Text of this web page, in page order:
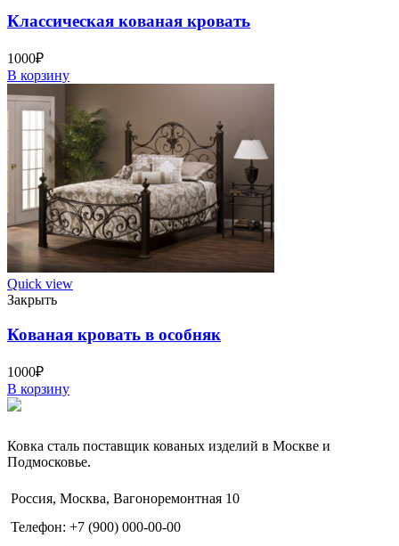
Классическая кованая кровать
1000₽
В корзину
Quick view
Закрыть
Кованая кровать в особняк
1000₽
В корзину
Ковка сталь поставщик кованых изделий в Москве и
Подмосковье.
Россия, Москва, Вагоноремонтная 10
Телефон: +7 (900) 000-00-00